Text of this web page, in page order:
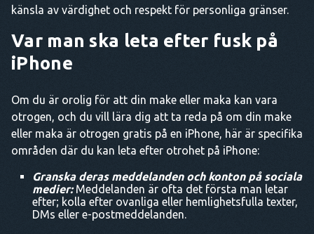
känsla av värdighet och respekt för personliga gränser.
Var man ska leta efter fusk på
iPhone
Om du är orolig för att din make eller maka kan vara
otrogen, och du vill lära dig att ta reda på om din make
eller maka är otrogen gratis på en iPhone, här är specifika
områden där du kan leta efter otrohet på iPhone:
Granska deras meddelanden och konton på sociala
medier:Meddelanden är ofta det första man letar
efter; kolla efter ovanliga eller hemlighetsfulla texter,
DMs eller e-postmeddelanden.